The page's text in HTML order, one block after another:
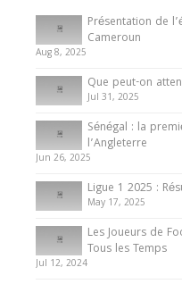
Tout ce que vous
d’Afrique des Nations
10 May 2024
Internationales
Présentation de
du Cameroun
8 August 2025
Présentation de
Cameroun
Aug 8, 2025
Que peut-on
Jul 31, 2025
Sénégal : la
l’Angleterre
Jun 26, 2025
Ligue 1 2025 :
May 17, 2025
Les Joueurs de
Tous les Temps
Jul 12, 2024